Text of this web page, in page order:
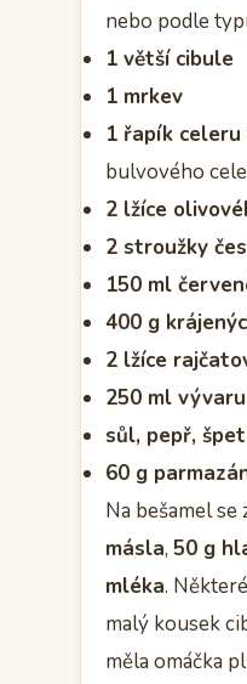
nebo podle
1 větší cibule
1 mrkev
1 řapík celeru
bulvového
2 lžíce
2 stroužky
150 ml
400 g
2 lžíce
250 ml vývaru
sůl, pepř,
60 g
Na bešamel
másla, 50 g
mléka.
malý kousek
měla omáčka